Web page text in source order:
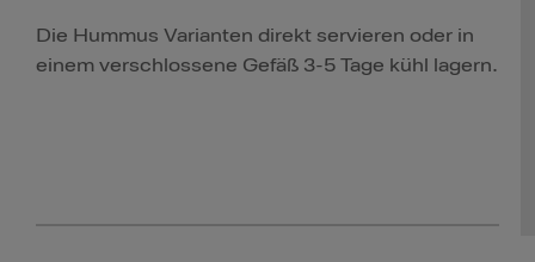
Die Hummus Varianten direkt servieren oder in
einem verschlossene Gefäß 3-5 Tage kühl lagern.